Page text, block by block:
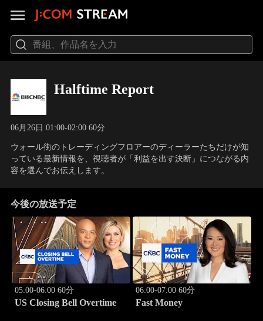
Halftime Report
06月26日 01:00-02:00 60分
ウォール街のトレーディングフロアーのディーラーたちだけが知
っている最新情報を、視聴者が「利益を出す決断」につながる内
容を選んでお伝えします。
今後の放送予定
05:00-06:00 60分
US Closing Bell Overtime
06:00-07:00 60分
Fast Money